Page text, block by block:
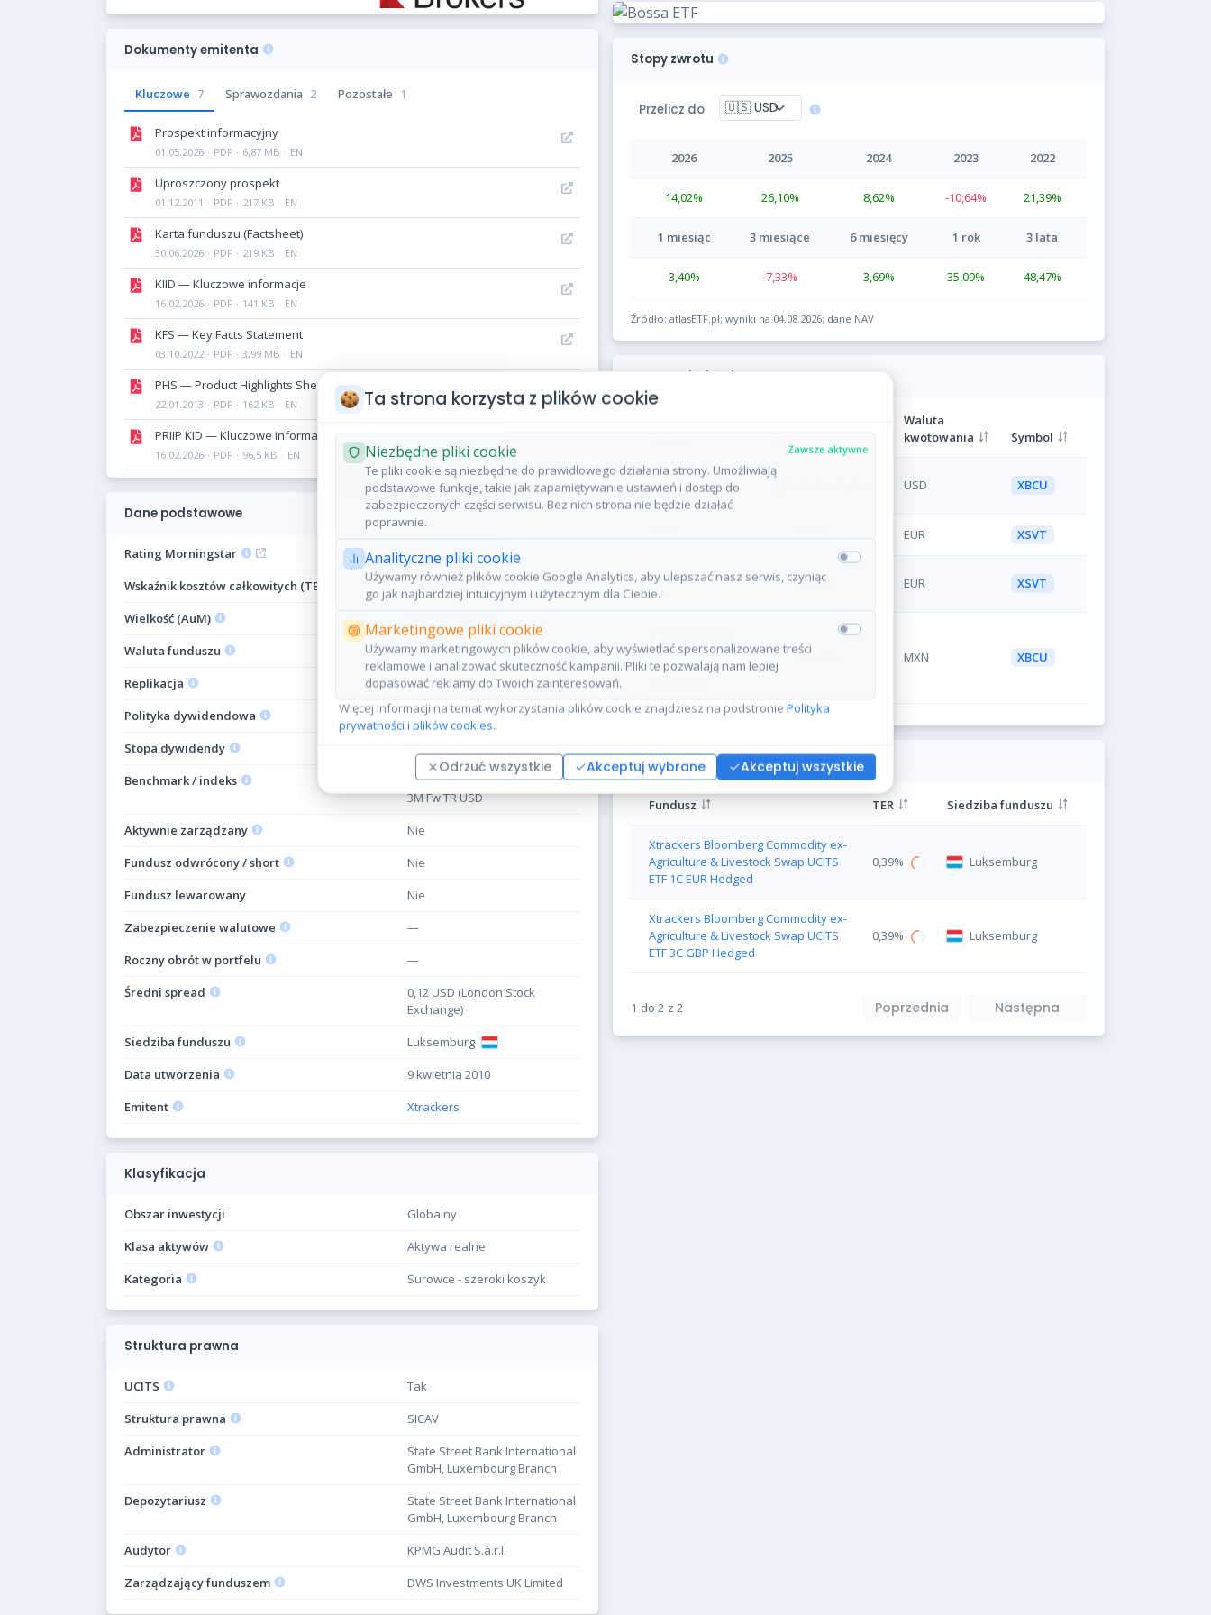
Dokumenty emitenta
Kluczowe 7 Sprawozdania 2 Pozostałe 1
Prospekt informacyjny
01.05.2026 · PDF · 6,87 MB · EN
Uproszczony prospekt
01.12.2011 · PDF · 217 KB · EN
Karta funduszu (Factsheet)
30.06.2026 · PDF · 219 KB · EN
KIID — Kluczowe informacje
16.02.2026 · PDF · 141 KB · EN
KFS — Key Facts Statement
03.10.2022 · PDF · 3,99 MB · EN
PHS — Product Highlights Sheet
22.01.2013 · PDF · 162 KB · EN
PRIIP KID — Kluczowe informacje
16.02.2026 · PDF · 96,5 KB · EN
Dane podstawowe
Rating Morningstar
—
Wskaźnik kosztów całkowitych (TER)
0,29%
Wielkość (AuM)
Waluta funduszu
USD
Replikacja
Syntetyczna
Polityka dywidendowa
Akumulacja
Stopa dywidendy
Benchmark / indeks
Bloomberg ExAgr&Lstk 15/30
3M Fw TR USD
Aktywnie zarządzany
Nie
Fundusz odwrócony / short
Nie
Fundusz lewarowany
Nie
Zabezpieczenie walutowe
—
Roczny obrót w portfelu
—
Średni spread
0,12 USD (London Stock
Exchange)
Siedziba funduszu
Luksemburg
Data utworzenia
9 kwietnia 2010
Emitent
Xtrackers
Klasyfikacja
Obszar inwestycji
Globalny
Klasa aktywów
Aktywa realne
Kategoria
Surowce - szeroki koszyk
Struktura prawna
UCITS
Tak
Struktura prawna
SICAV
Administrator
State Street Bank International
GmbH, Luxembourg Branch
Depozytariusz
State Street Bank International
GmbH, Luxembourg Branch
Audytor
KPMG Audit S.à.r.l.
Zarządzający funduszem
DWS Investments UK Limited
Stopy zwrotu
Przelicz do
2026 2025 2024 2023 2022
14,02% 26,10% 8,62% -10,64% 21,39%
1 miesiąc 3 miesiące 6 miesięcy 1 rok 3 lata
3,40% -7,33% 3,69% 35,09% 48,47%
Źródło: atlasETF.pl; wyniki na 04.08.2026; dane NAV
Notowania funduszu
Waluta
kwotowania
Symbol
London Stock
Exchange
USD XBCU
EUR XSVT
Deutsche Börse
AG
Niemcy EUR XSVT
de Valores
(Mexican Stock
Meksyk MXN XBCU
Podobne fundusze ETF
Fundusz TER Siedziba funduszu
Xtrackers Bloomberg Commodity ex-
Agriculture & Livestock Swap UCITS
ETF 1C EUR Hedged
0,39% Luksemburg
Xtrackers Bloomberg Commodity ex-
Agriculture & Livestock Swap UCITS
ETF 3C GBP Hedged
0,39% Luksemburg
1 do 2 z 2 Poprzednia Następna
Ta strona korzysta z plików cookie
Niezbędne pliki cookie
Te pliki cookie są niezbędne do prawidłowego działania strony. Umożliwiają
podstawowe funkcje, takie jak zapamiętywanie ustawień i dostęp do
zabezpieczonych części serwisu. Bez nich strona nie będzie działać
poprawnie.
Zawsze aktywne
Analityczne pliki cookie
Używamy również plików cookie Google Analytics, aby ulepszać nasz serwis, czyniąc
go jak najbardziej intuicyjnym i użytecznym dla Ciebie.
Marketingowe pliki cookie
Używamy marketingowych plików cookie, aby wyświetlać spersonalizowane treści
reklamowe i analizować skuteczność kampanii. Pliki te pozwalają nam lepiej
dopasować reklamy do Twoich zainteresowań.
Więcej informacji na temat wykorzystania plików cookie znajdziesz na podstronie Polityka
prywatności i plików cookies.
Odrzuć wszystkie Akceptuj wybrane Akceptuj wszystkie